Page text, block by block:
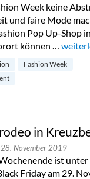
Week keine
und faire Mode
Pop Up-Shop
können … „Fair
Fashion Week
in
28. November 2019
ist
Friday am 29.